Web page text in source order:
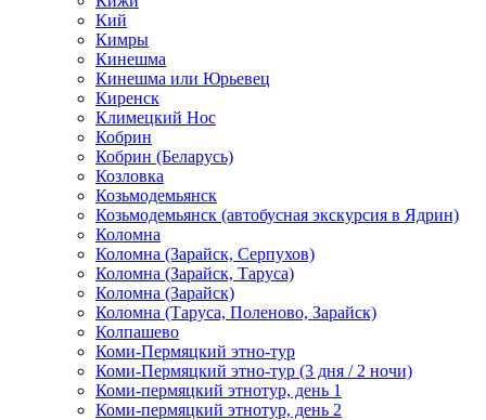
Кий
Кимры
Кинешма
Кинешма или Юрьевец
Киренск
Климецкий Нос
Кобрин
Кобрин (Беларусь)
Козловка
Козьмодемьянск
Козьмодемьянск (автобусная экскурсия в Ядрин)
Коломна
Коломна (Зарайск, Серпухов)
Коломна (Зарайск, Таруса)
Коломна (Зарайск)
Коломна (Таруса, Поленово, Зарайск)
Колпашево
Коми-Пермяцкий этно-тур
Коми-Пермяцкий этно-тур (3 дня / 2 ночи)
Коми-пермяцкий этнотур, день 1
Коми-пермяцкий этнотур, день 2